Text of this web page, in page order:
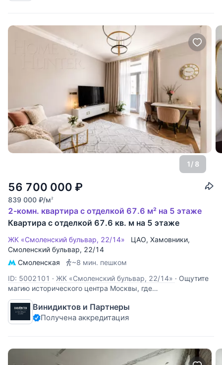
1/ 8
56 700 000 ₽
839 000 ₽/м2
2-комн. квартира с отделкой 67.6 м² на 5 этаже
Квартира с отделкой 67.6 кв. м на 5 этаже
ЖК «Смоленский бульвар, 22/14» ЦАО, Хамовники,
Смоленский бульвар, 22/14
Смоленская
~8 мин. пешком
ID: 5002101 · ЖК «Смоленский бульвар, 22/14» · Ощутите
магию исторического центра Москвы, где
монументальность сталинской архитектуры встречается с
современным комфортом и эстетикой. Продаётся
шикарная 2-комнатная квартира площадью 67,6 м² в
Винидиктов и Партнеры
Получена аккредитация